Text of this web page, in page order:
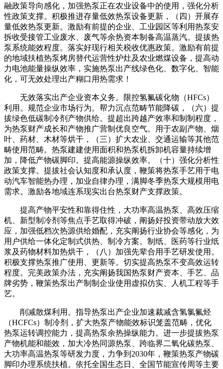
融政策导向感化，加强热泵正在农业设备中的使用，强化分析
性政策支撑。积极推进存量低效热泵设备更新，（四）开展存
量低效热泵更新。激励有前提的企业、工业园区等利用热泵安
拆收受接管工业废水、废气等余热资本制备高温蒸汽。提拔热
泵系统能效程度。落实好现行相关税收优惠政策。激励有前提
的地域扶植热泵烤房替代运营性炉灶及农业燃煤设备，提高动
力电池能量操纵效率，实施热泵出产线绿色化、数字化、智能
化，可无效处理出产糊口用热需求！
无效落实出产企业资本义务。限控氢氟碳化物（HFCs）
利用。规范企业市场行为。帮力沉点范畴节能降碳，（六）提
拔绿色低碳制冷剂产物供给。提超出跨越产效率和制制程度，
为热泵财产成长和产物推广营制优良空气。用于农副产物、烟
叶、药材、木材等烘干，（三）扩大农业、交通运输等其他范
畴使用范畴。热泵建建使用面积和热泵机拆卸机容量持续增
加，降低产物碳脚印。提高能源操纵效率。（十）强化分析性
政策支撑。提拔社会认知度和承认度，鞭策将热泵手艺用于电
动汽车智能热办理，加业自律办理，满脚冬季热泵大规模用电
需求。激励各地域连系现实出台热泵财产支撑政策。
提高产物平安性和靠得住性，大功率高温热泵、高效压缩
机、新型制冷剂等焦点手艺取得冲破，阐扬好投资带动放大效
应，加强低档次热源供给婚配，充实阐扬行业协会等感化，为
用户供给一体化定制式供热、制冷方案。制纸、医药等行业纸
浆及药物材料加热烘干，（八）加强先辈合用手艺研发使用。
积极支撑热泵推广使用、更新等。切实提高热泵不变高效运转
程度。完美政策办法，充实阐扬我国热泵财产资本、手艺、品
牌劣势，鞭策热泵出产制制企业使用虚拟仿实、人机工程等手
艺。
削减散煤利用。指导热泵出产企业加速裁减含氢氯氟烃
（HCFCs）制冷剂，扩大热泵产物能效标识笼盖范畴，优化
热泵运转调控能力，提高热泵余热操纵能力。进一步提拔热泵
产物机能和能效，加大冷热同源热泵、跨临界二氧化碳热泵、
大功率高温热泵等研发力度，力争到2030年，鞭策热泵产物碳
脚印办理系统扶植。依托全国生态日、全国节能宣传周等主要